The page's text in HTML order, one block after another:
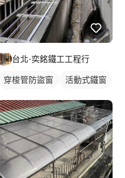
台北-奕銘鐵工工程行
穿梭管防盜窗
活動式鐵窗